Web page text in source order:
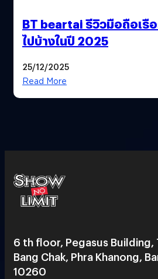
BT beartai รีวิวมือถือเรื
ไปบ้างในปี 2025
25/12/2025
Read More
6 th floor, Pegasus Building,
Bang Chak, Phra Khanong,
10260